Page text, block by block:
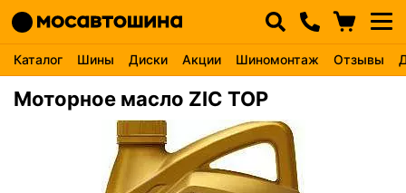
Каталог Шины Диски Акции Шиномонтаж Отзывы
Моторное масло ZIC TOP